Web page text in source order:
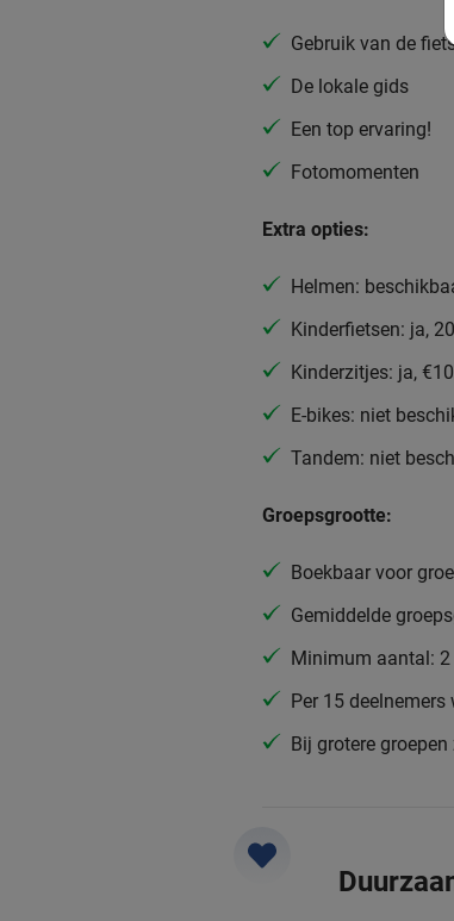
Gebruik van de
De lokale gids
Een top ervaring!
Fotomomenten
Extra opties:
Helmen:
Kinderfietsen: ja,
Kinderzitjes: ja,
E-bikes: niet
Tandem: niet
Groepsgrootte:
Boekbaar voor
Gemiddelde
Minimum aantal: 2
Per 15
Bij grotere